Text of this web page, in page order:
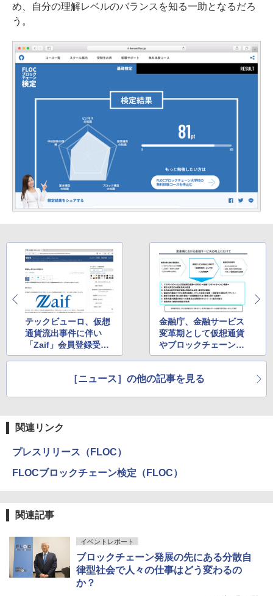
め、自分の理解レベルのバランスを知る一助となるだろ
う。
テックビューロ、仮想
通貨流出事件に伴い
「Zaif」会員登録受付
を一時停止
金融庁、金融サービス
変革期として仮想通貨
やブロックチェーンに
ついても言及
［ニュース］の他の記事を見る
関連リンク
プレスリリース（FLOC）
FLOCブロックチェーン検定（FLOC）
関連記事
イベントレポート
ブロックチェーン発展の先にある分散自
律型社会で人々の仕事はどう変わるの
か？